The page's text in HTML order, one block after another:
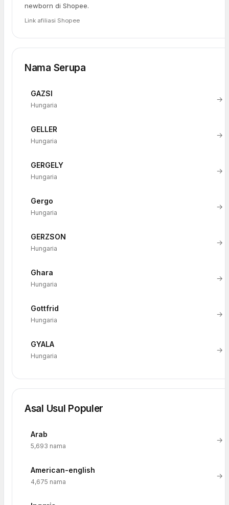
newborn di Shopee.
Link afiliasi Shopee
Nama Serupa
GAZSI
Hungaria
→
GELLER
Hungaria
→
GERGELY
Hungaria
→
Gergo
Hungaria
→
GERZSON
Hungaria
→
Ghara
Hungaria
→
Gottfrid
Hungaria
→
GYALA
Hungaria
→
Asal Usul Populer
Arab
5,693 nama
→
American-english
4,675 nama
→